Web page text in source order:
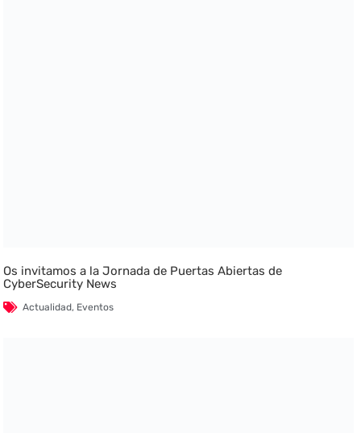
Os invitamos a la Jornada de Puertas Abiertas de
CyberSecurity News
Actualidad, Eventos